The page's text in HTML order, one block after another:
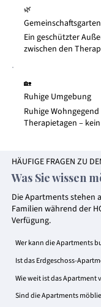
🌿
Gemeinschaftsgarten
Ein geschützter
zwischen den
🏡
Ruhige Umgebung
Ruhige
Therapietagen –
HÄUFIGE FRAGEN ZU
Was Sie wissen
Die Apartments stehen
Familien während der
Verfügung.
Wer kann die Apartments
Ist das Erdgeschoss-
Wie weit ist das
Sind die Apartments